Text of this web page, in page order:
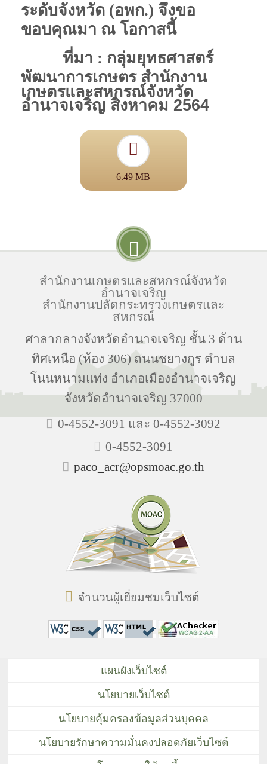
ระดับจังหวัด (อพก.) จึงขอ
ขอบคุณมา ณ โอกาสนี้
ที่มา : กลุ่มยุทธศาสตร์
พัฒนาการเกษตร สำนักงาน
เกษตรและสหกรณ์จังหวัด
อำนาจเจริญ สิงหาคม 2564
6.49 MB
สำนักงานเกษตรและสหกรณ์จังหวัด
อำนาจเจริญ
สำนักงานปลัดกระทรวงเกษตรและ
สหกรณ์
ศาลากลางจังหวัดอำนาจเจริญ ชั้น 3 ด้าน
ทิศเหนือ (ห้อง 306) ถนนชยางกูร ตำบล
โนนหนามแท่ง อำเภอเมืองอำนาจเจริญ
จังหวัดอำนาจเจริญ 37000
0-4552-3091 และ 0-4552-3092
0-4552-3091
paco_acr@opsmoac.go.th
จำนวนผู้เยี่ยมชมเว็บไซต์
แผนผังเว็บไซต์
นโยบายเว็บไซต์
นโยบายคุ้มครองข้อมูลส่วนบุคคล
นโยบายรักษาความมั่นคงปลอดภัยเว็บไซต์